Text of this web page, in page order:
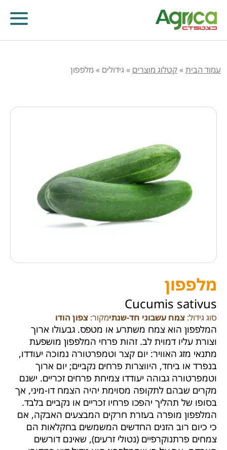
קוטלי עשבים
קוטלי מחלות
מווסתי צמיחה
דישון עלוותי וביוסטימולנטים
שונות
עמוד הבית»קטלוג מוצרים » גידולים » מלפפון
מלפפון
Cucumis sativus
סוג גידול: צמח עשבוני חד-שנתימקור: צפון הודו
המלפפון הוא צמח משתרע או מטפס. גבעולו ארוך
וצורת עליו דמוית לב. זהות פרחי המלפפון מושפעת
מתנאי מזג האוויר: יום קצר וטמפרטורה נמוכה יעודדו,
בנפרד או ביחד, היווצרות פרחים נקביים; יום ארוך
וטמפרטורה גבוהה יעודדו צמיחת פרחים זכריים. ישנם
מקרים שבהם לתקופה מסוימת יהיה הצמח דו-מיני, אך
בסופו של תהליך יהפכו פרחיו זכריים או נקביים בלבד.
המלפפון מופרה בעזרת חרקים המבצעים האבקה, אם
כי כיום רוב הזנים החדשים המשמשים בחקלאות הם
צמחים פרתנוקרפיים (נטולי זרעים), שאינם דורשים